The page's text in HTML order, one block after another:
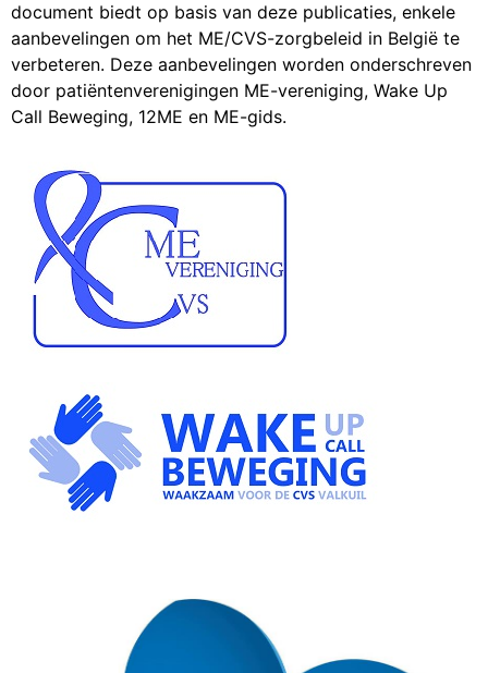
document biedt op basis van deze publicaties, enkele
aanbevelingen om het ME/CVS-zorgbeleid in België te
verbeteren. Deze aanbevelingen worden onderschreven
door patiëntenverenigingen ME-vereniging, Wake Up
Call Beweging, 12ME en ME-gids.